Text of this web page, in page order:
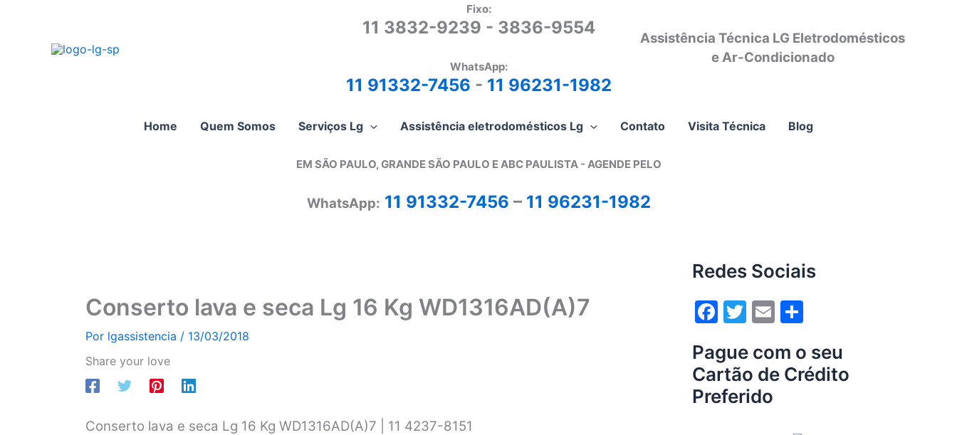
Fixo:
11 3832-9239 - 3836-9554
WhatsApp:
11 91332-7456 - 11 96231-1982
Assistência Técnica LG Eletrodomésticos
e Ar-Condicionado
Home Quem Somos Serviços Lg Assistência eletrodomésticos Lg Contato Visita Técnica Blog
EM SÃO PAULO, GRANDE SÃO PAULO E ABC PAULISTA - AGENDE PELO
WhatsApp: 11 91332-7456 – 11 96231-1982
Conserto lava e seca Lg 16 Kg WD1316AD(A)7
Por lgassistencia / 13/03/2018
Share your love
Conserto lava e seca Lg 16 Kg WD1316AD(A)7 | 11 4237-8151
Redes Sociais
F
c
e
b
T
itt
er
E
ai
l
ar
e
Pague com o seu
Cartão de Crédito
Preferido